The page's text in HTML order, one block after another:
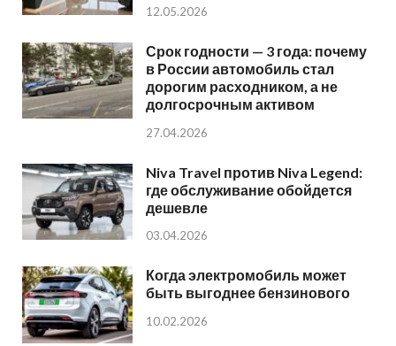
12.05.2026
Срок годности — 3 года: почему
в России автомобиль стал
дорогим расходником, а не
долгосрочным активом
27.04.2026
Niva Travel против Niva Legend:
где обслуживание обойдется
дешевле
03.04.2026
Когда электромобиль может
быть выгоднее бензинового
10.02.2026